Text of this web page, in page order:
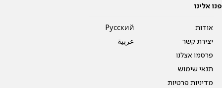
פנו אלינו
אודות
יצירת קשר
פרסמו אצלנו
תנאי שימוש
מדיניות פרטיות
Pусский
عربية